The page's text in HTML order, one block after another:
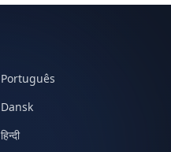
Português
Dansk
हिन्दी